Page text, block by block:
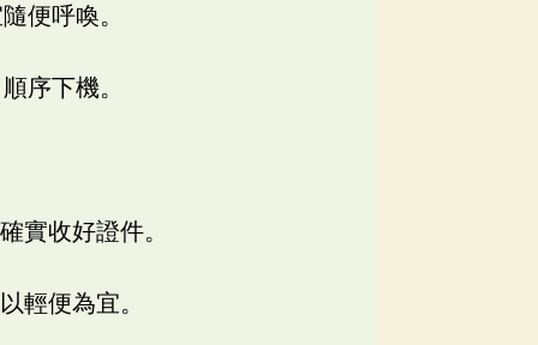
便呼喚。
序下機。
實收好證件。
輕便為宜。